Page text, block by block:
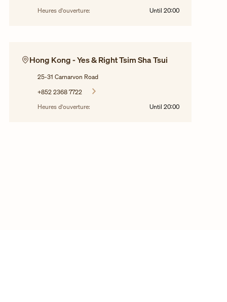
Heures d'ouverture:
Until 20:00
Hong Kong - Yes & Right Tsim Sha Tsui
25-31 Carnarvon Road
+852 2368 7722
Heures d'ouverture:
Until 20:00